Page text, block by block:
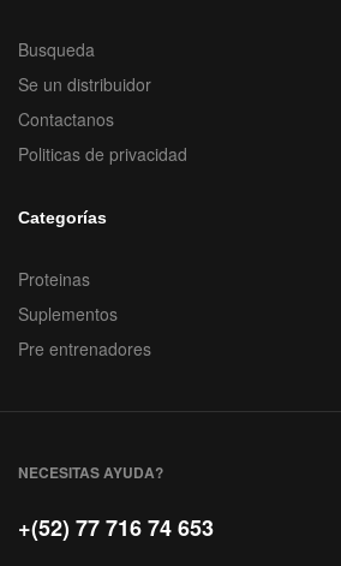
Busqueda
Se un distribuidor
Contactanos
Politicas de privacidad
Categorías
Proteinas
Suplementos
Pre entrenadores
NECESITAS AYUDA?
+(52) 77 716 74 653